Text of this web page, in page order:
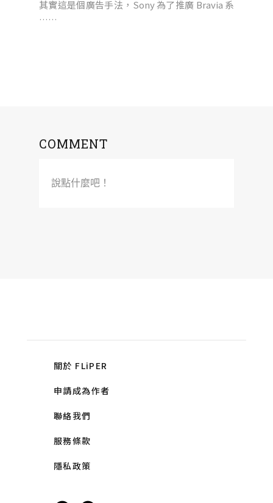
其實這是個廣告手法，Sony 為了推廣 Bravia 系
……
COMMENT
說點什麼吧！
關於 FLiPER
申請成為作者
聯絡我們
服務條款
隱私政策